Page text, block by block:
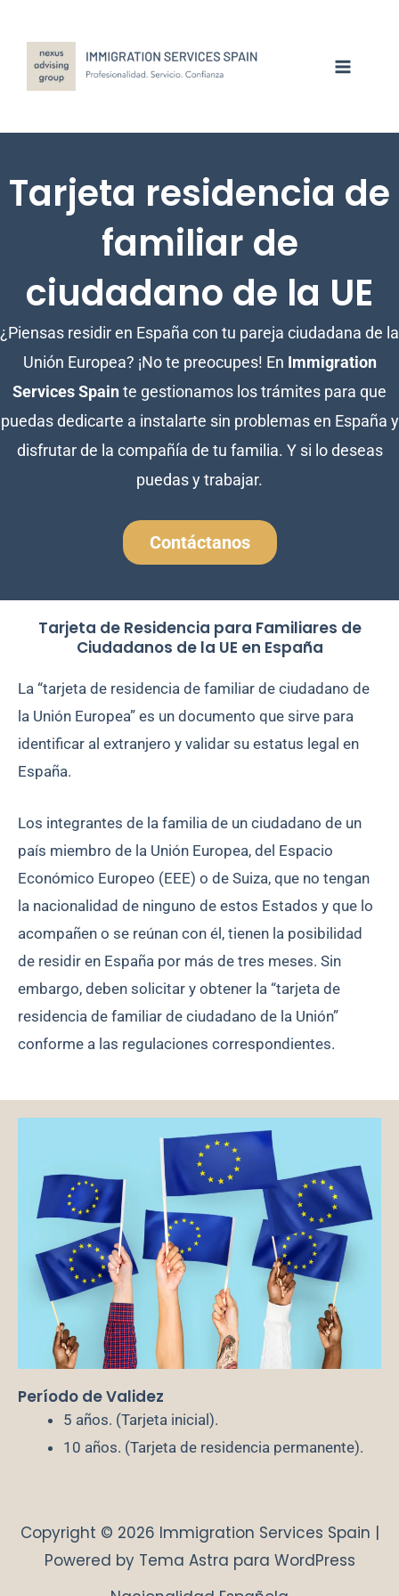
contenido
Tarjeta residencia de
familiar de
ciudadano de la UE
¿Piensas residir en España con tu pareja ciudadana de la
Unión Europea? ¡No te preocupes! En Immigration
Services Spainte gestionamos los trámites para que
puedas dedicarte a instalarte sin problemas en España y
disfrutar de la compañía de tu familia. Y si lo deseas
puedas y trabajar.
Contáctanos
Tarjeta de Residencia para Familiares de
Ciudadanos de la UE en España
La “tarjeta de residencia de familiar de ciudadano de
la Unión Europea” es un documento que sirve para
identificar al extranjero y validar su estatus legal en
España.
Los integrantes de la familia de un ciudadano de un
país miembro de la Unión Europea, del Espacio
Económico Europeo (EEE) o de Suiza, que no tengan
la nacionalidad de ninguno de estos Estados y que lo
acompañen o se reúnan con él, tienen la posibilidad
de residir en España por más de tres meses. Sin
embargo, deben solicitar y obtener la “tarjeta de
residencia de familiar de ciudadano de la Unión”
conforme a las regulaciones correspondientes.
Período de Validez
5 años. (Tarjeta inicial).
10 años. (Tarjeta de residencia permanente).
Copyright © 2026 Immigration Services Spain |
Powered by Tema Astra para WordPress